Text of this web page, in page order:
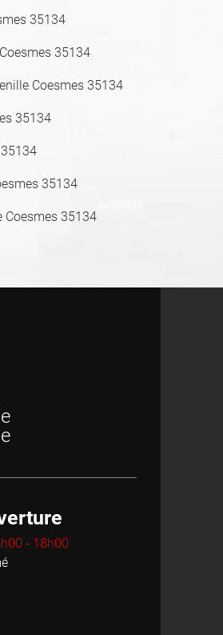
35134
35134
Coesmes 35134
35134
35134
Coesmes 35134
- 18h00